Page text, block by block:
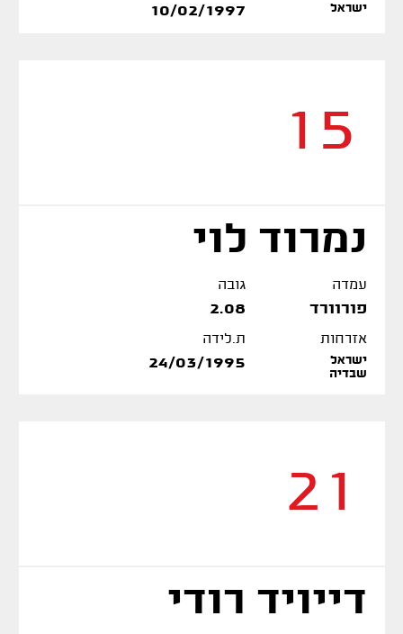
ישראל 10/02/1997
15
נמרוד לוי
עמדה
פורוורד
גובה
2.08
אזרחות
ישראל
שבדיה
ת.לידה
24/03/1995
21
דייויד רודי